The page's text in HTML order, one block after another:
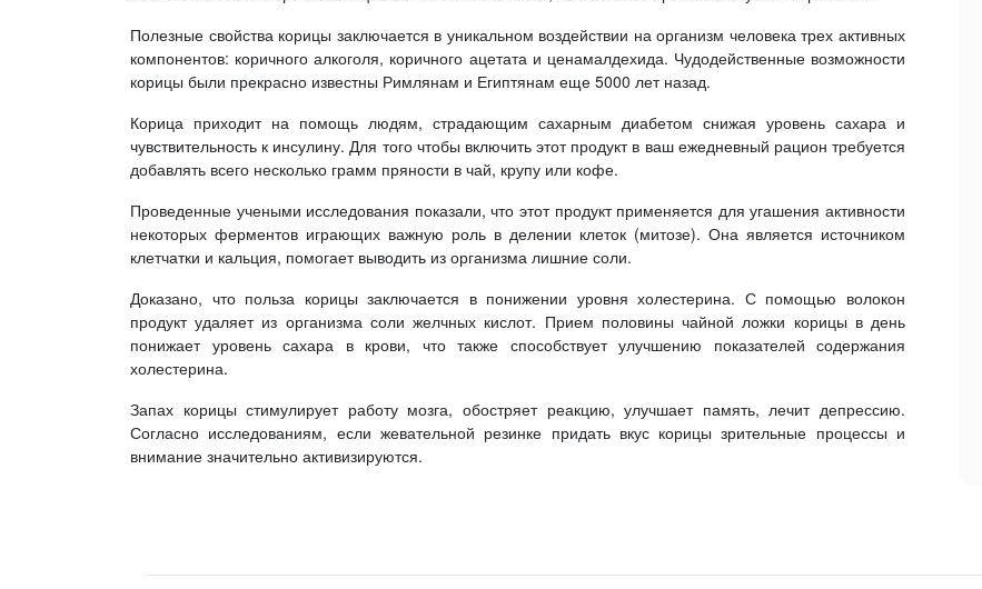
Полезные свойства корицы заключается в уникальном воздействии на организм человека трех активных
компонентов: коричного алкоголя, коричного ацетата и ценамалдехида. Чудодейственные возможности
корицы были прекрасно известны Римлянам и Египтянам еще 5000 лет назад.
Корица приходит на помощь людям, страдающим сахарным диабетом снижая уровень сахара и
чувствительность к инсулину. Для того чтобы включить этот продукт в ваш ежедневный рацион требуется
добавлять всего несколько грамм пряности в чай, крупу или кофе.
Проведенные учеными исследования показали, что этот продукт применяется для угашения активности
некоторых ферментов играющих важную роль в делении клеток (митозе). Она является источником
клетчатки и кальция, помогает выводить из организма лишние соли.
Доказано, что польза корицы заключается в понижении уровня холестерина. С помощью волокон
продукт удаляет из организма соли желчных кислот. Прием половины чайной ложки корицы в день
понижает уровень сахара в крови, что также способствует улучшению показателей содержания
холестерина.
Запах корицы стимулирует работу мозга, обостряет реакцию, улучшает память, лечит депрессию.
Согласно исследованиям, если жевательной резинке придать вкус корицы зрительные процессы и
внимание значительно активизируются.